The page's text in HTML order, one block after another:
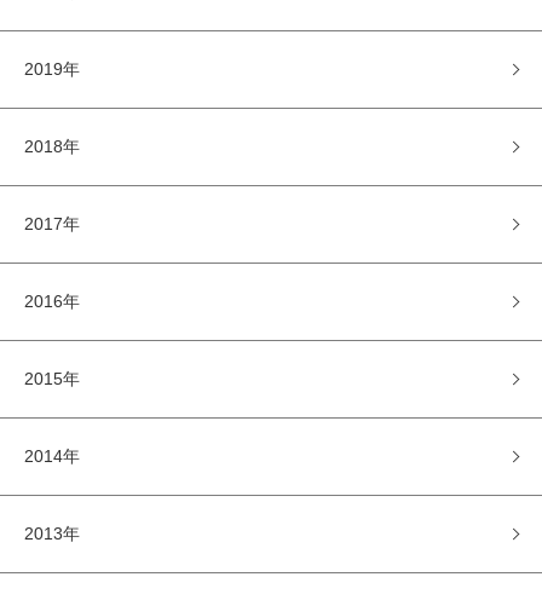
2019年
2018年
2017年
2016年
2015年
2014年
2013年